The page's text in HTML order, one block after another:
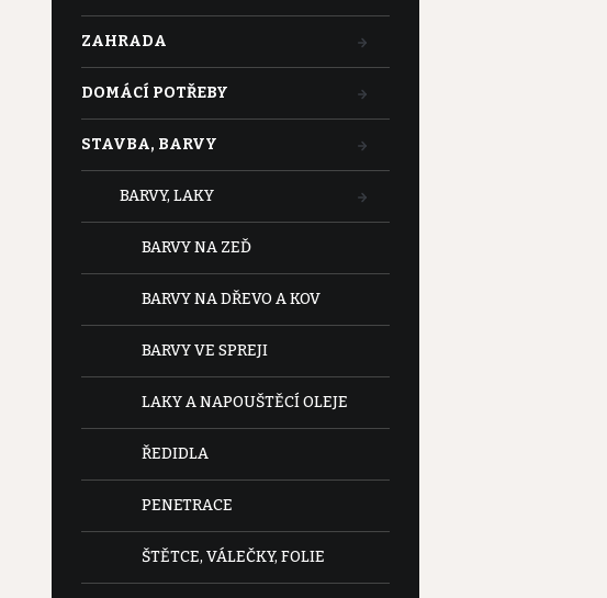
ZAHRADA
DOMÁCÍ POTŘEBY
STAVBA, BARVY
BARVY, LAKY
BARVY NA ZEĎ
BARVY NA DŘEVO A KOV
BARVY VE SPREJI
LAKY A NAPOUŠTĚCÍ OLEJE
ŘEDIDLA
PENETRACE
ŠTĚTCE, VÁLEČKY, FOLIE